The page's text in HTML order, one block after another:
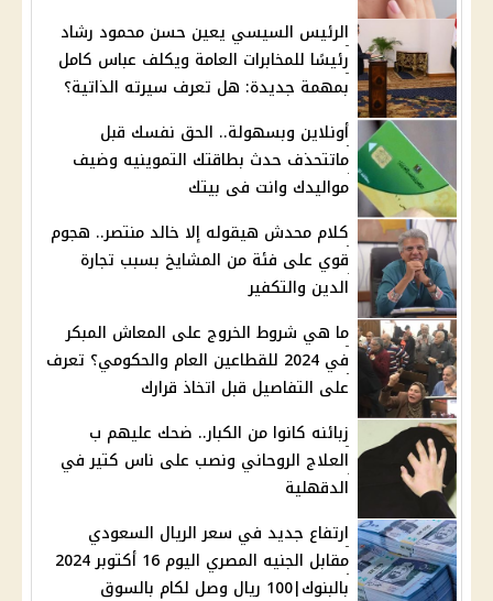
الرئيس السيسي يعين حسن محمود رشاد
رئيسًا للمخابرات العامة ويكلف عباس كامل
بمهمة جديدة: هل تعرف سيرته الذاتية؟
أونلاين وبسهولة.. الحق نفسك قبل
ماتتحذف حدث بطاقتك التموينيه وضيف
مواليدك وانت فى بيتك
كلام محدش هيقوله إلا خالد منتصر.. هجوم
قوي على فئة من المشايخ بسبب تجارة
الدين والتكفير
ما هي شروط الخروج على المعاش المبكر
في 2024 للقطاعين العام والحكومي؟ تعرف
على التفاصيل قبل اتخاذ قرارك
زبائنه كانوا من الكبار.. ضحك عليهم ب
العلاج الروحاني ونصب على ناس كتير في
الدقهلية
ارتفاع جديد في سعر الريال السعودي
مقابل الجنيه المصري اليوم 16 أكتوبر 2024
بالبنوك|100 ريال وصل لكام بالسوق